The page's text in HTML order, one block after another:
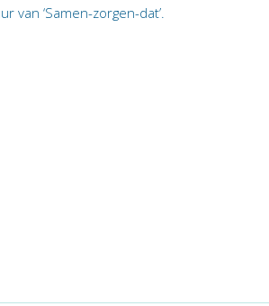
van ‘Samen-zorgen-dat’.